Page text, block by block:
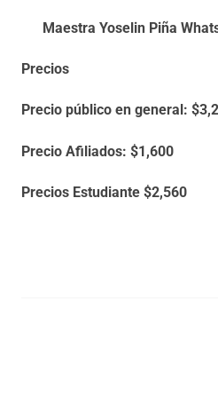
Maestra Yoselin Piña
Precios
Precio público en general:
Precio Afiliados: $1,600
Precios Estudiante $2,560